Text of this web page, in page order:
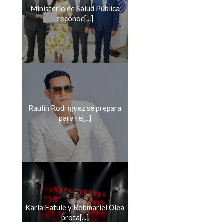
Ministerio de Salud Pública
reconoc[...]
Raulín Rodríguez se prepara
para re[...]
Karla Fatule y Robmariel Olea
prota[...]